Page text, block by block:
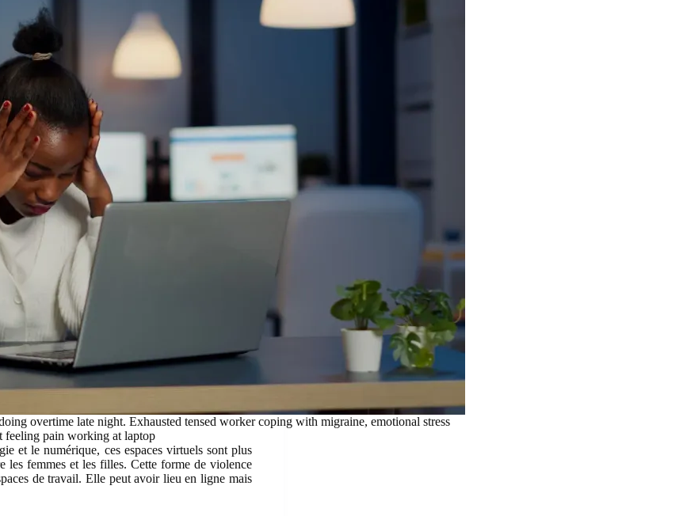
overtime late night. Exhausted tensed worker coping with migraine, emotional stress
feeling pain working at laptop
et le numérique, ces espaces virtuels sont plus
les femmes et les filles. Cette forme de violence
de travail. Elle peut avoir lieu en ligne mais